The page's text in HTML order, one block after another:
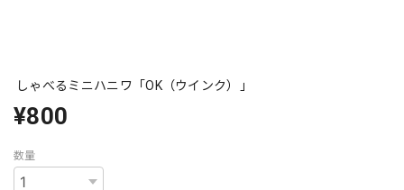
しゃべるミニハニワ「OK（ウインク）」
¥800
数量